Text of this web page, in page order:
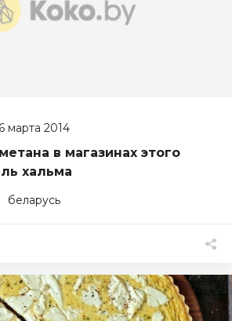
марта 2014
в магазинах этого
хальма
беларусь